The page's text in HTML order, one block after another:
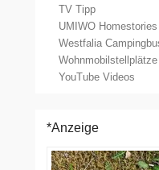
TV Tipp
UMIWO Homestories
Westfalia
YouTube Videos
*Anzeige